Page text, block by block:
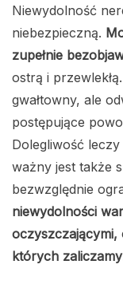
Niewydolność
niebezpieczną.
zupełnie
ostrą i
gwałtowny, ale
postępujące
Dolegliwość
ważny jest także
bezwzględnie
niewydolności
oczyszczającymi,
których